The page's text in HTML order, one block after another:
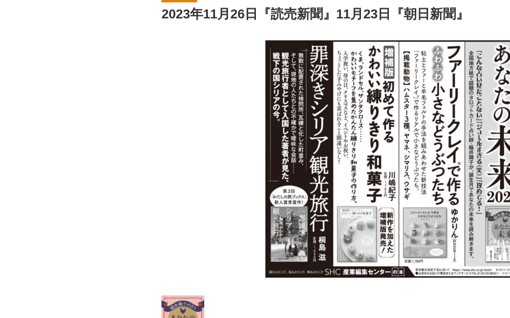
2023年11月26日『読売新聞』11月23日『朝日新聞』